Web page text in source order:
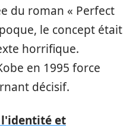
du roman « Perfect
le concept était
horrifique.
en 1995 force
décisif.
l'identité et